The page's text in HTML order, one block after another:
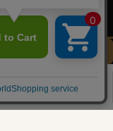
を
入れる